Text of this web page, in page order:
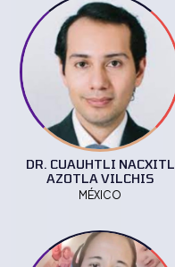
DR. CUAUHTLI NACXITL
AZOTLA VILCHIS
MÉXICO